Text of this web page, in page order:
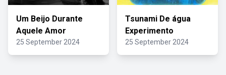
Um Beijo Durante
Aquele Amor
25 September 2024
Tsunami De água
Experimento
25 September 2024